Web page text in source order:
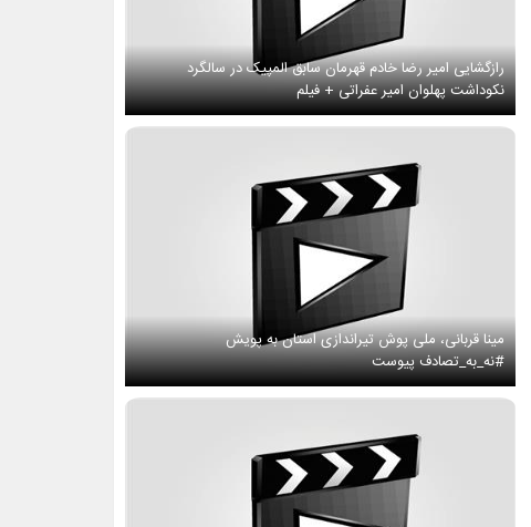
رازگشایی امیر رضا خادم قهرمان سابق المپیک در سالگرد
نکوداشت پهلوان امیر عفراتی + فیلم
مینا قربانی، ملی پوش تیراندازی استان به پویش
#نه_به_تصادف پیوست